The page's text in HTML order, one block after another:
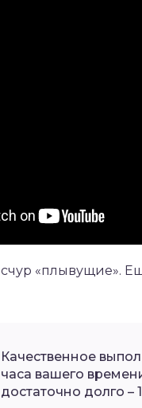
«плывущие».
Качественное
часа вашего
достаточно долго –